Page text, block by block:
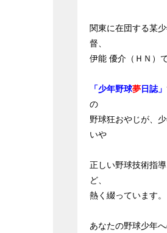
関東に在団する某
督、
伊能 優介（ＨＮ）で
「少年野球夢日誌」
の
野球狂おやじが、
いや
正しい野球技術指
ど、
熱く綴っています。
あなたの野球少年